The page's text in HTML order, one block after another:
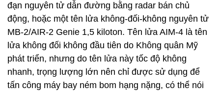
đạn nguyên tử dẫn đường bằng radar bán chủ
động, hoặc một tên lửa không-đối-không nguyên tử
MB-2/AIR-2 Genie 1,5 kiloton. Tên lửa AIM-4 là tên
lửa không đối không đầu tiên do Không quân Mỹ
phát triển, nhưng do tên lửa này tốc độ không
nhanh, trọng lượng lớn nên chỉ được sử dụng để
tấn công máy bay ném bom hạng nặng, có thể nói